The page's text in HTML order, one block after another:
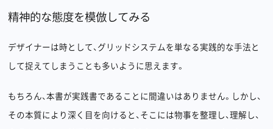
精神的な態度を模倣してみる
デザイナーは時として、グリッドシステムを単なる実践的な手法と
して捉えてしまうことも多いように思えます。
もちろん、本書が実践書であることに間違いはありません。しかし、
その本質により深く目を向けると、そこには物事を整理し、理解し、